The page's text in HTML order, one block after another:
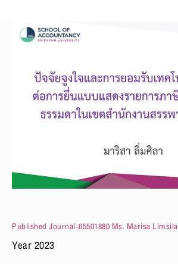
Published Journal-65501880 Ms. Marisa Limsila
Year 2023